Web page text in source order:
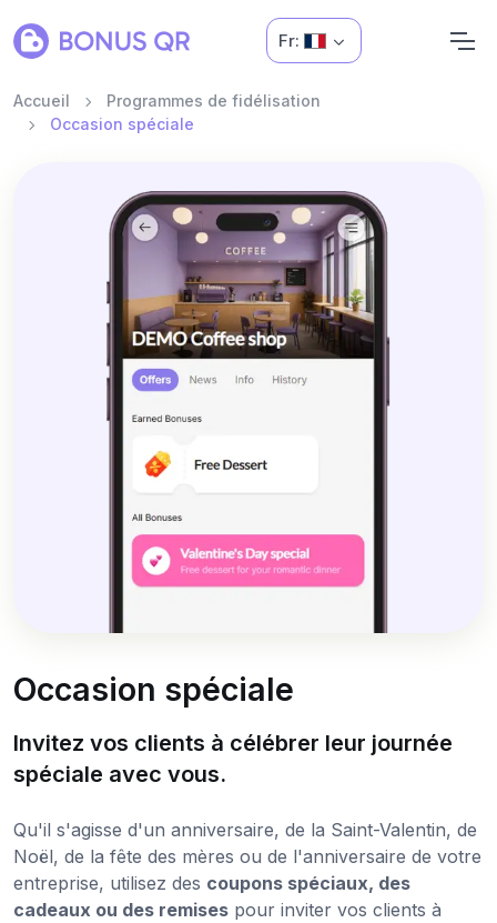
Fr:
Accueil
Programmes de fidélisation
Occasion spéciale
Occasion spéciale
Invitez vos clients à célébrer leur journée
spéciale avec vous.
Qu'il s'agisse d'un anniversaire, de la Saint-Valentin, de
Noël, de la fête des mères ou de l'anniversaire de votre
entreprise, utilisez des coupons spéciaux, des
cadeaux ou des remises pour inviter vos clients à